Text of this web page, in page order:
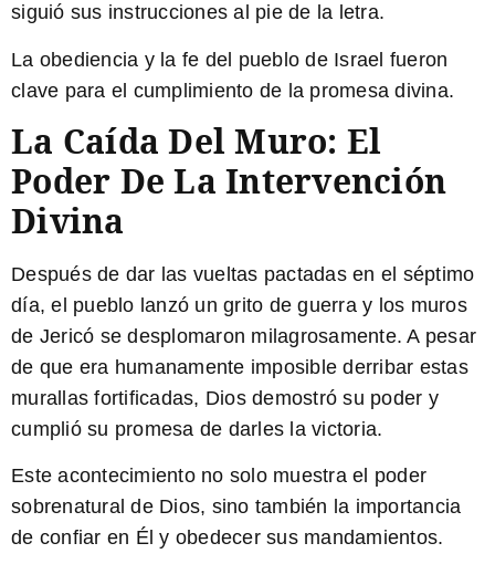
siguió sus instrucciones al pie de la letra.
La obediencia y la fe del pueblo de Israel fueron
clave para el cumplimiento de la promesa divina.
La Caída Del Muro: El
Poder De La Intervención
Divina
Después de dar las vueltas pactadas en el séptimo
día, el pueblo lanzó un grito de guerra y los muros
de Jericó se desplomaron milagrosamente. A pesar
de que era humanamente imposible derribar estas
murallas fortificadas, Dios demostró su poder y
cumplió su promesa de darles la victoria.
Este acontecimiento no solo muestra el poder
sobrenatural de Dios, sino también la importancia
de confiar en Él y obedecer sus mandamientos.